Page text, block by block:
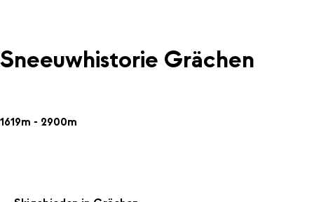
Sneeuwhistorie Grächen
1619m - 2900m